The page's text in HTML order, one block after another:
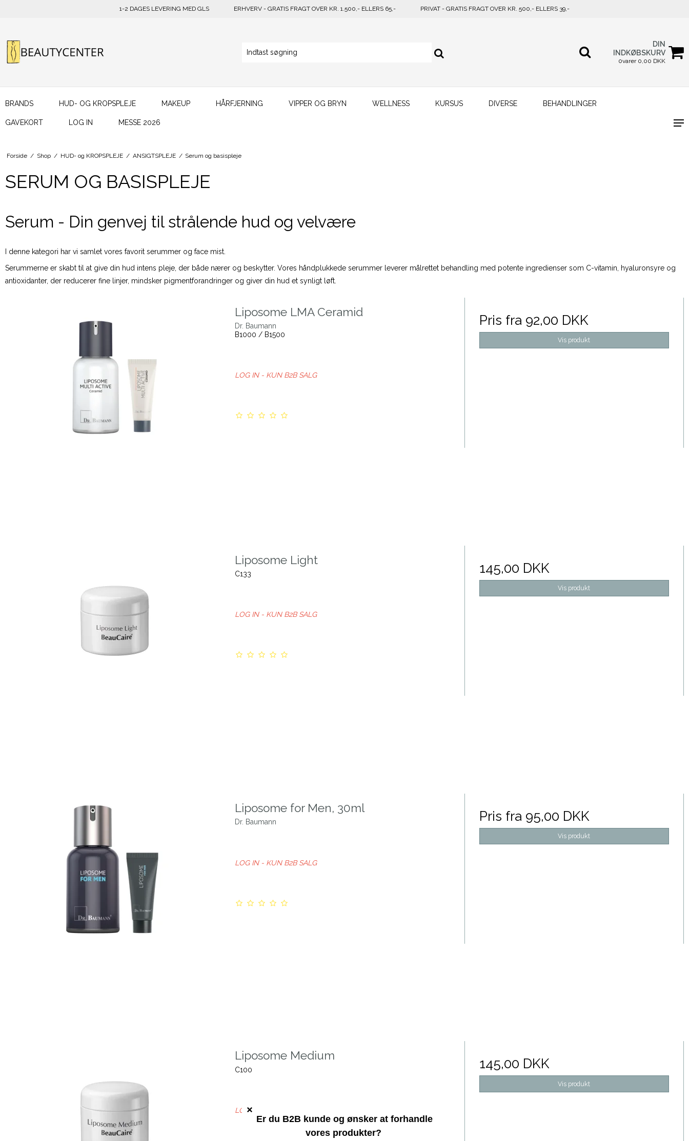
1-2 DAGES LEVERING MED GLS ERHVERV - GRATIS FRAGT OVER KR. 1.500,- ELLERS 65,- PRIVAT - GRATIS FRAGT OVER KR. 500,- ELLERS 39,-
DIN
INDKØBSKURV
0varer 0,00 DKK
BRANDS HUD- OG KROPSPLEJE MAKEUP HÅRFJERNING VIPPER OG BRYN WELLNESS KURSUS DIVERSE BEHANDLINGER
GAVEKORT LOG IN MESSE 2026
Forside / Shop / HUD- og KROPSPLEJE / ANSIGTSPLEJE / Serum og basispleje
SERUM OG BASISPLEJE
Serum - Din genvej til strålende hud og velvære
I denne kategori har vi samlet vores favorit serummer og face mist.
Serummerne er skabt til at give din hud intens pleje, der både nærer og beskytter. Vores håndplukkede serummer leverer målrettet behandling med potente ingredienser som C-vitamin, hyaluronsyre og
antioxidanter, der reducerer fine linjer, mindsker pigmentforandringer og giver din hud et synligt løft.
Liposome LMA Ceramid
Dr. Baumann
B1000 / B1500
LOG IN - KUN B2B SALG
Pris fra 92,00 DKK
Vis produkt
Liposome Light
C133
LOG IN - KUN B2B SALG
145,00 DKK
Vis produkt
Liposome for Men, 30ml
Dr. Baumann
LOG IN - KUN B2B SALG
Pris fra 95,00 DKK
Vis produkt
Liposome Medium
C100
LOG IN - KUN B2B SALG
145,00 DKK
Vis produkt